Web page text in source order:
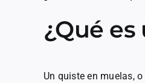
¿Qué
Un quiste en muelas,